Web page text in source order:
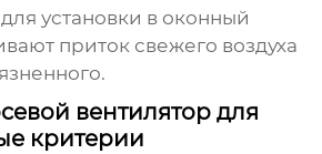
установки в оконный
приток свежего воздуха
вентилятор для
критерии